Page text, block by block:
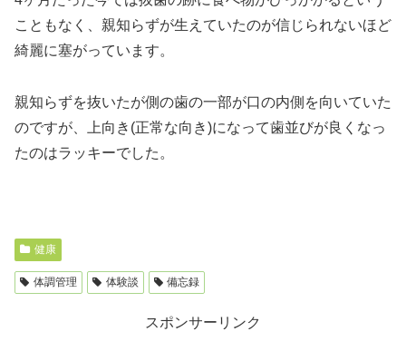
こともなく、親知らずが生えていたのが信じられないほど
綺麗に塞がっています。
親知らずを抜いたが側の歯の一部が口の内側を向いていた
のですが、上向き(正常な向き)になって歯並びが良くなっ
たのはラッキーでした。
健康
体調管理 体験談 備忘録
スポンサーリンク